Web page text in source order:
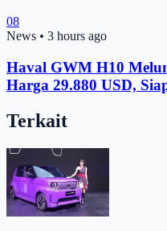
08
News • 3 hours ago
Haval GWM H10
Harga 29.880 USD,
Terkait